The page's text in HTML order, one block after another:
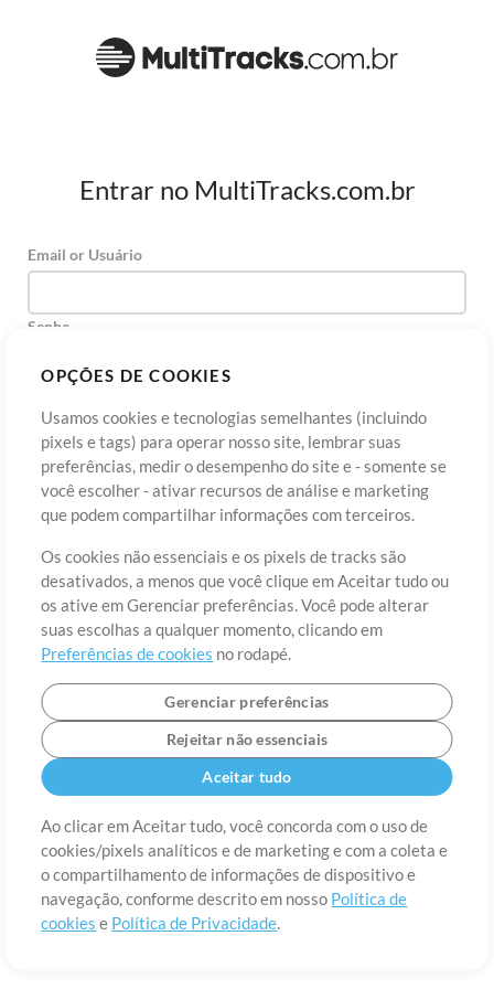
OPÇÕES DE COOKIES
Usamos cookies e tecnologias semelhantes (incluindo
pixels e tags) para operar nosso site, lembrar suas
preferências, medir o desempenho do site e - somente se
você escolher - ativar recursos de análise e marketing
que podem compartilhar informações com terceiros.
Os cookies não essenciais e os pixels de tracks são
desativados, a menos que você clique em Aceitar tudo ou
os ative em Gerenciar preferências. Você pode alterar
suas escolhas a qualquer momento, clicando em
Preferências de cookies no rodapé.
Gerenciar preferências
Rejeitar não essenciais
Aceitar tudo
Ao clicar em Aceitar tudo, você concorda com o uso de
cookies/pixels analíticos e de marketing e com a coleta e
o compartilhamento de informações de dispositivo e
navegação, conforme descrito em nosso Política de
cookies e Política de Privacidade.
Entrar no MultiTracks.com.br
Email or Usuário
Senha
Cadastre-seEsqueceu sua senha?
Termos de Uso Política de Privacidade
Preferências de
Contato
©2006-2026 por MultiTracks LLC. Todos os Direitos Reservados.